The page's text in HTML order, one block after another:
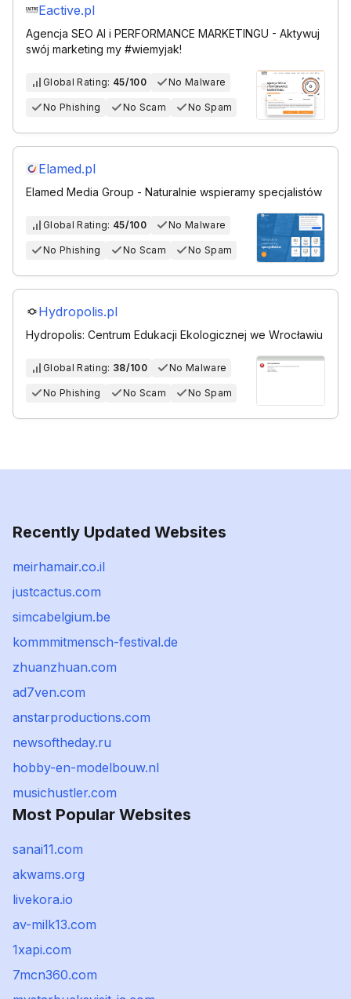
Eactive.pl
Agencja SEO AI i PERFORMANCE MARKETINGU - Aktywuj
swój marketing my #wiemyjak!
Global Rating: 45/100 No Malware
No Phishing No Scam No Spam
Elamed.pl
Elamed Media Group - Naturalnie wspieramy specjalistów
Global Rating: 45/100 No Malware
No Phishing No Scam No Spam
Hydropolis.pl
Hydropolis: Centrum Edukacji Ekologicznej we Wrocławiu
Global Rating: 38/100 No Malware
No Phishing No Scam No Spam
Recently Updated Websites
meirhamair.co.il
justcactus.com
simcabelgium.be
kommmitmensch-festival.de
zhuanzhuan.com
ad7ven.com
anstarproductions.com
newsoftheday.ru
hobby-en-modelbouw.nl
musichustler.com
Most Popular Websites
sanai11.com
akwams.org
livekora.io
av-milk13.com
1xapi.com
7mcn360.com